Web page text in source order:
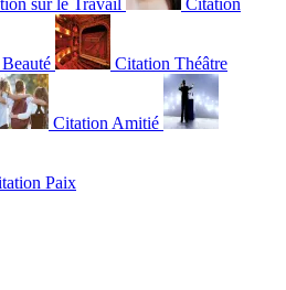
Citation Théâtre
Citation Amitié
Paix